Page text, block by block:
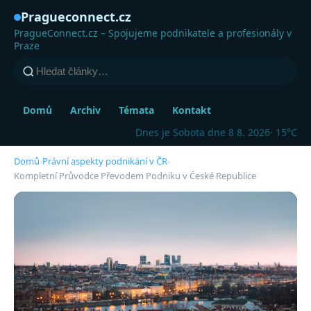
Pragueconnect.cz
PragueConnect.cz – Spojujeme podnikatele a profesionály v
Praze
Domů Archiv Témata
Kontakt
Dnes je Sobota dne 8 8. 2026· 15°C
Domů›Právní aspekty podnikání v ČR›
Kompletní Průvodce Převodem Podniku v České Republice